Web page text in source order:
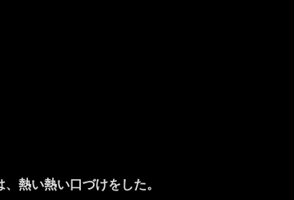
熱い熱い口づけをした。